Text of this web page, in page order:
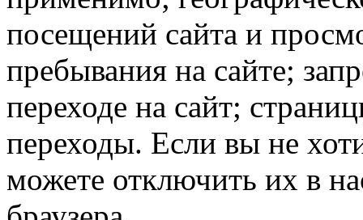
посещений сайта и
пребывания на сайте;
переходе на сайт;
переходы. Если вы не
можете отключить их в